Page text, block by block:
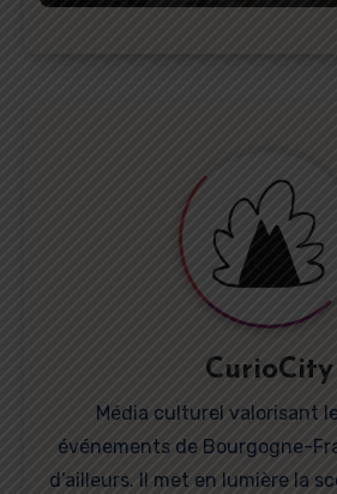
CurioCity
Média culturel valorisant
événements de Bourgogne-
d’ailleurs. Il met en lumière la